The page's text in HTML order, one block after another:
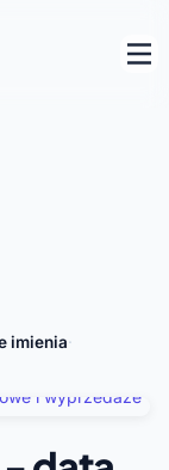
imienia·